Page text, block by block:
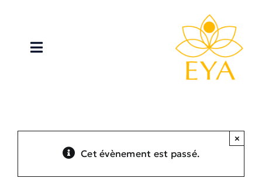
contenu
Toggle
Cet évènement est passé.
×